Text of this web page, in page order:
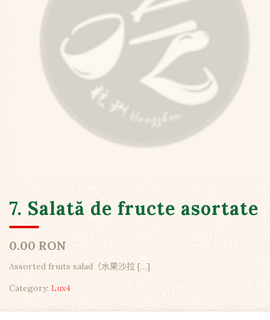
7. Salată de fructe asortate
0.00 RON
Assorted fruits salad（水果沙拉 […]
Category: Lux4